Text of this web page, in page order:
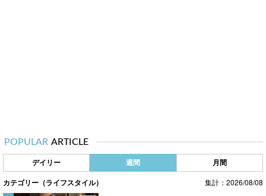
POPULAR ARTICLE
デイリー 週間 月間
カテゴリー（ライフスタイル） 集計：2026/08/08